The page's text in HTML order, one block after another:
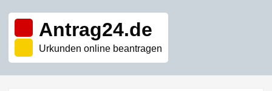
Antrag24.de
Urkunden online beantragen